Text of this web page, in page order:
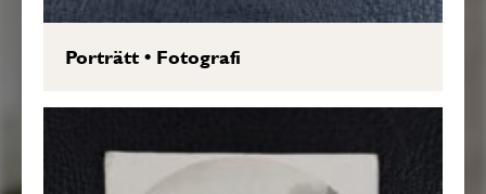
Porträtt• Fotografi